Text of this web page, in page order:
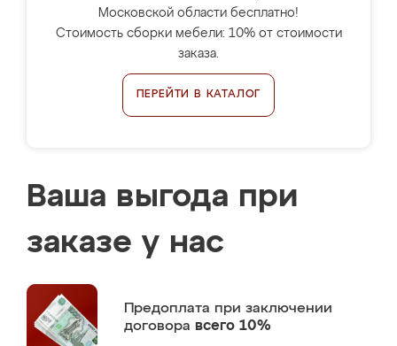
Московской области бесплатно!
Стоимость сборки мебели: 10% от стоимости
заказа.
ПЕРЕЙТИ В КАТАЛОГ
Ваша выгода при
заказе у нас
Предоплата при заключении
договора всего 10%